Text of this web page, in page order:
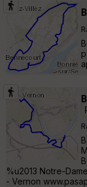
%u2013 Notre-
- Vernon